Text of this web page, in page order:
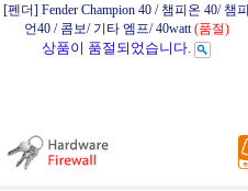
[펜더] Fender Champion 40 / 챔피온 40/ 챔피
언40 / 콤보/ 기타 엠프/ 40watt (품절)
상품이 품절되었습니다.